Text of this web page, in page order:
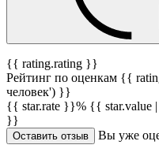
{{ rating.rating }}
Рейтинг по оценкам {{
человек') }}
{{ star.rate }}% {{ star.value
}}
Оставить отзыв Вы уже